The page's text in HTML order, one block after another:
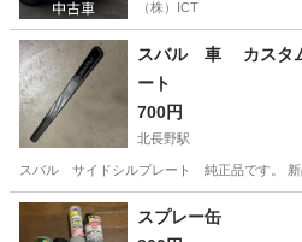
（株）ICT
スバル 車 カスタ
ート
700円
北長野駅
スバル サイドシルプレート 純正品です。 新
長野 長野市 北長野駅
スプレー缶